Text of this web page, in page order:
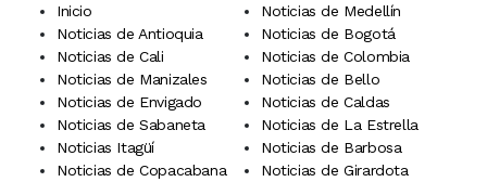
Inicio
Noticias de Medellín
Noticias de Antioquia
Noticias de Bogotá
Noticias de Cali
Noticias de Colombia
Noticias de Manizales
Noticias de Bello
Noticias de Envigado
Noticias de Caldas
Noticias de Sabaneta
Noticias de La Estrella
Noticias Itagüí
Noticias de Barbosa
Noticias de Copacabana
Noticias de Girardota